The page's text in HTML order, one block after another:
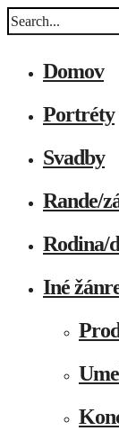
Domov
Portréty
Svadby
Rande/
Rodina/
Iné